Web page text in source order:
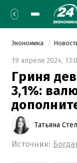
Экономика
19 апреля 2024,
Гриня
3,1%:
Татьяна
Источник: